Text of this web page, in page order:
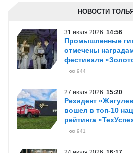
НОВОСТИ
31 июля 2026 14:56
Промышленные
отмечены
фестиваля
944
27 июля 2026 15:20
Резидент
вошел в топ-10
рейтинга
941